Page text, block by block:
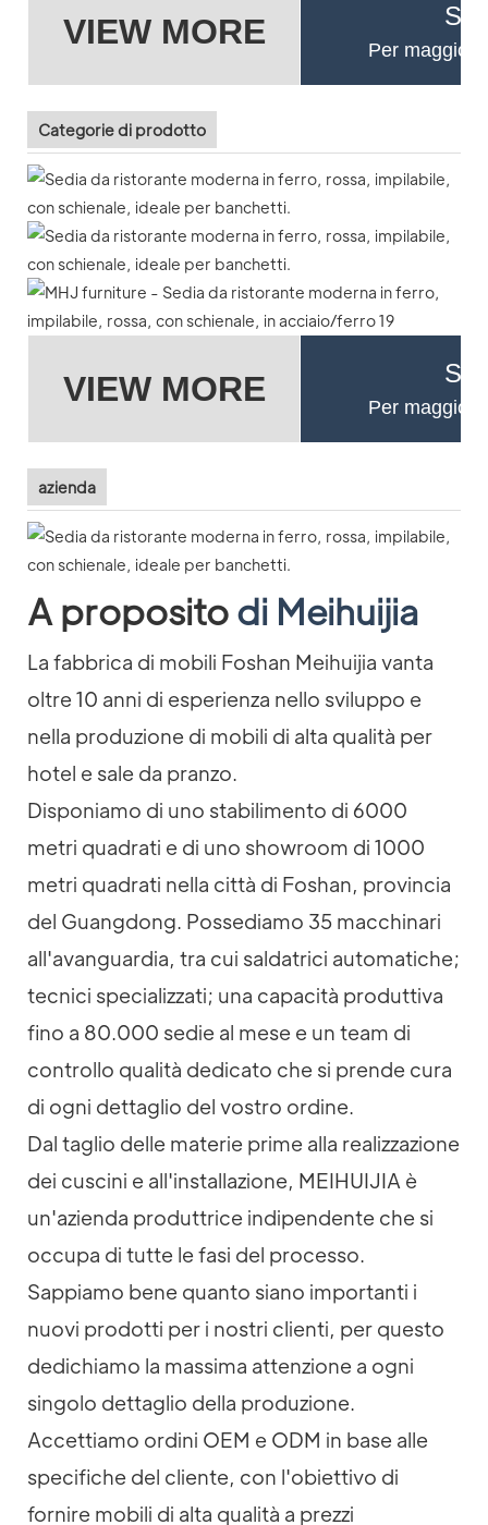
VIEW MORE Se
Per maggiori
Categorie di prodotto
VIEW MORE Se
Per maggiori
azienda
A propositodi Meihuijia
La fabbrica di mobili Foshan Meihuijia vanta
oltre 10 anni di esperienza nello sviluppo e
nella produzione di mobili di alta qualità per
hotel e sale da pranzo.
Disponiamo di uno stabilimento di 6000
metri quadrati e di uno showroom di 1000
metri quadrati nella città di Foshan, provincia
del Guangdong. Possediamo 35 macchinari
all'avanguardia, tra cui saldatrici automatiche;
tecnici specializzati; una capacità produttiva
fino a 80.000 sedie al mese e un team di
controllo qualità dedicato che si prende cura
di ogni dettaglio del vostro ordine.
Dal taglio delle materie prime alla realizzazione
dei cuscini e all'installazione, MEIHUIJIA è
un'azienda produttrice indipendente che si
occupa di tutte le fasi del processo.
Sappiamo bene quanto siano importanti i
nuovi prodotti per i nostri clienti, per questo
dedichiamo la massima attenzione a ogni
singolo dettaglio della produzione.
Accettiamo ordini OEM e ODM in base alle
specifiche del cliente, con l'obiettivo di
fornire mobili di alta qualità a prezzi